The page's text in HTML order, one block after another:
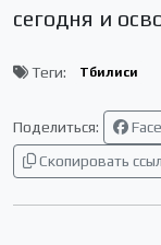
сегодня и
Теги: Тбилиси
Поделиться:
Скопировать